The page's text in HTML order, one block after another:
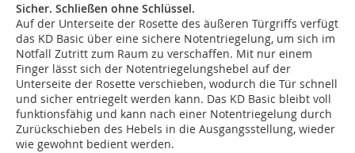
Sicher. Schließen ohne Schlüssel.
Auf der Unterseite der Rosette des äußeren Türgriffs verfügt
das KD Basic über eine sichere Notentriegelung, um sich im
Notfall Zutritt zum Raum zu verschaffen. Mit nur einem
Finger lässt sich der Notentriegelungshebel auf der
Unterseite der Rosette verschieben, wodurch die Tür schnell
und sicher entriegelt werden kann. Das KD Basic bleibt voll
funktionsfähig und kann nach einer Notentriegelung durch
Zurückschieben des Hebels in die Ausgangsstellung, wieder
wie gewohnt bedient werden.